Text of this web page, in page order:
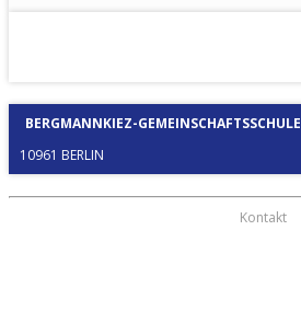
BERGMANNKIEZ-GEMEINSCHAFTSSCHULE
0961 BERLIN
Kontakt